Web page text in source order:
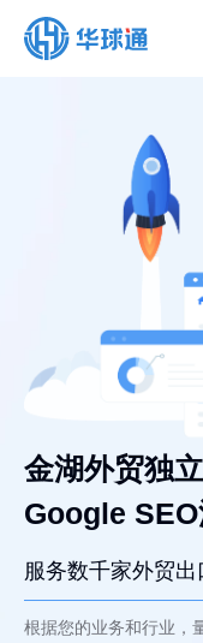
金湖外贸独
Google
服务数千家外贸出
根据您的业务和行业，